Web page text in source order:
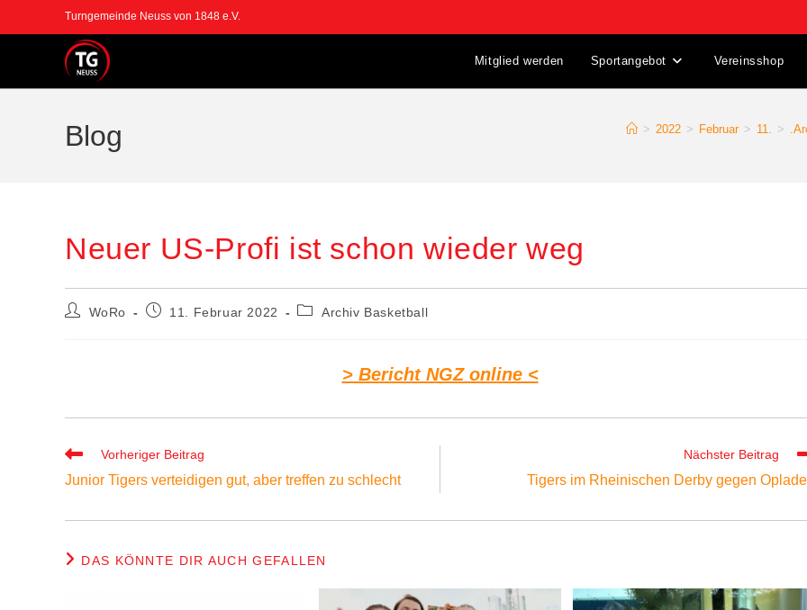
Inhalt
Turngemeinde Neuss von 1848 e.V.
Mitglied werden Sportangebot Vereinsshop
Blog > 2022 > Februar > 11. >
Neuer US-Profi ist schon wieder weg
Beitrags-
WoRo
Beitrag11. Februar 2022
Beitrags-
Archiv Basketball
> Bericht NGZ online <
Weitere
ansehen
Vorheriger Beitrag
Junior Tigers verteidigen gut, aber treffen zu schlecht
Nächster Beitrag
Tigers im Rheinischen Derby gegen
DAS KÖNNTE DIR AUCH GEFALLEN